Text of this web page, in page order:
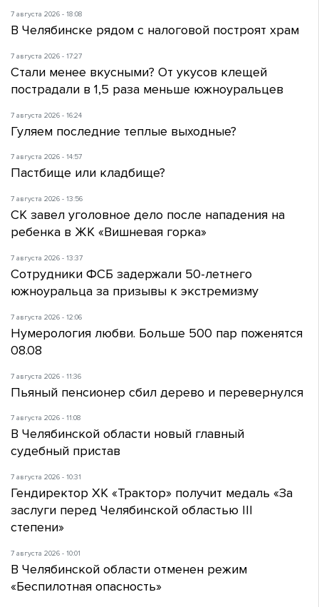
7 августа 2026 - 18:08
В Челябинске рядом с налоговой построят храм
7 августа 2026 - 17:27
Стали менее вкусными? От укусов клещей
пострадали в 1,5 раза меньше южноуральцев
7 августа 2026 - 16:24
Гуляем последние теплые выходные?
7 августа 2026 - 14:57
Пастбище или кладбище?
7 августа 2026 - 13:56
СК завел уголовное дело после нападения на
ребенка в ЖК «Вишневая горка»
7 августа 2026 - 13:37
Сотрудники ФСБ задержали 50-летнего
южноуральца за призывы к экстремизму
7 августа 2026 - 12:06
Нумерология любви. Больше 500 пар поженятся
08.08
7 августа 2026 - 11:36
Пьяный пенсионер сбил дерево и перевернулся
7 августа 2026 - 11:08
В Челябинской области новый главный
судебный пристав
7 августа 2026 - 10:31
Гендиректор ХК «Трактор» получит медаль «За
заслуги перед Челябинской областью III
степени»
7 августа 2026 - 10:01
В Челябинской области отменен режим
«Беспилотная опасность»